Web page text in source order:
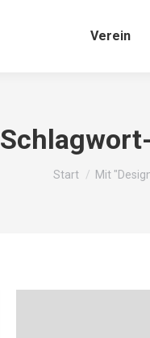
Verein
Sie befinden sich
Start Mit